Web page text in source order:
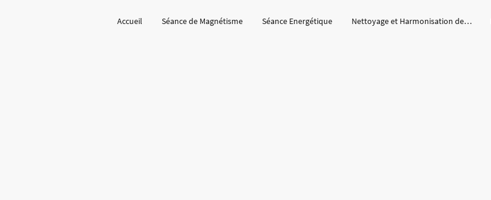
Accueil Séance de Magnétisme Séance Energétique Nettoyage et Harmonisation des lieux